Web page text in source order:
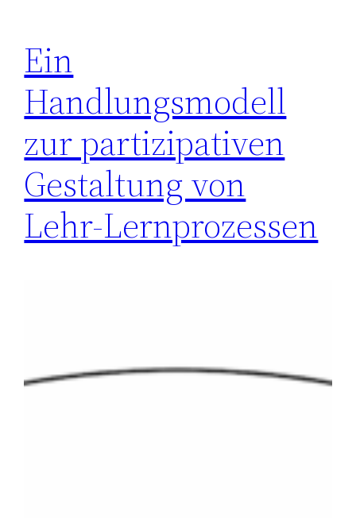
Ein
Handlungsmodell
zur partizipativen
Gestaltung von
Lehr-Lernprozessen